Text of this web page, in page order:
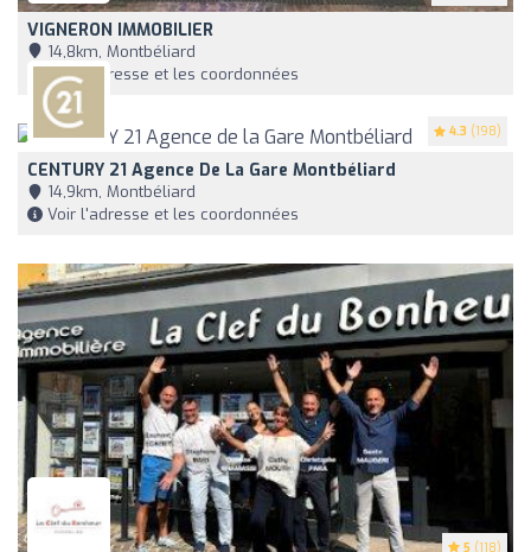
VIGNERON IMMOBILIER
14,8km, Montbéliard
Voir l'adresse et les coordonnées
4.3 (198)
CENTURY 21 Agence De La Gare Montbéliard
14,9km, Montbéliard
Voir l'adresse et les coordonnées
5 (118)